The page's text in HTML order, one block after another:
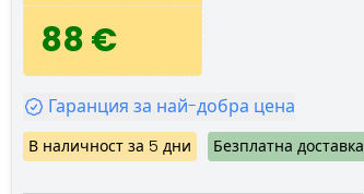
88 €
Гаранция за най-добра цена
В наличност за 5 дни Безплатна доставка